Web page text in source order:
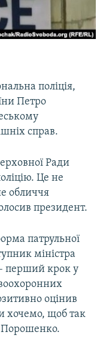
поліція,
Петро
справ.
Ради
Це не
обличчя
президент.
патрульної
міністра
перший крок у
оцінив
хочемо, щоб так
Порошенко.